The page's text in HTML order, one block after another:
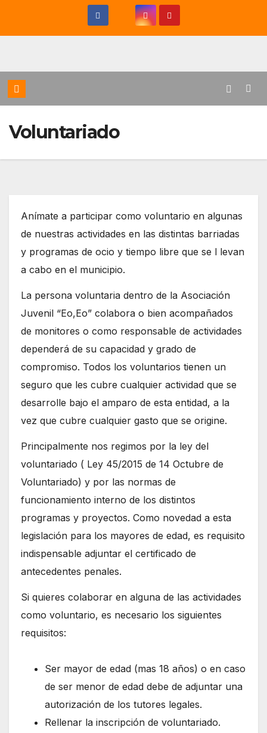
Voluntariado
Anímate a participar como voluntario en algunas
de nuestras actividades en las distintas barriadas
y programas de ocio y tiempo libre que se l levan
a cabo en el municipio.
La persona voluntaria dentro de la Asociación
Juvenil “Eo,Eo” colabora o bien acompañados
de monitores o como responsable de actividades
dependerá de su capacidad y grado de
compromiso. Todos los voluntarios tienen un
seguro que les cubre cualquier actividad que se
desarrolle bajo el amparo de esta entidad, a la
vez que cubre cualquier gasto que se origine.
Principalmente nos regimos por la ley del
voluntariado ( Ley 45/2015 de 14 Octubre de
Voluntariado) y por las normas de
funcionamiento interno de los distintos
programas y proyectos. Como novedad a esta
legislación para los mayores de edad, es requisito
indispensable adjuntar el certificado de
antecedentes penales.
Si quieres colaborar en alguna de las actividades
como voluntario, es necesario los siguientes
requisitos:
Ser mayor de edad (mas 18 años) o en caso
de ser menor de edad debe de adjuntar una
autorización de los tutores legales.
Rellenar la inscripción de voluntariado.